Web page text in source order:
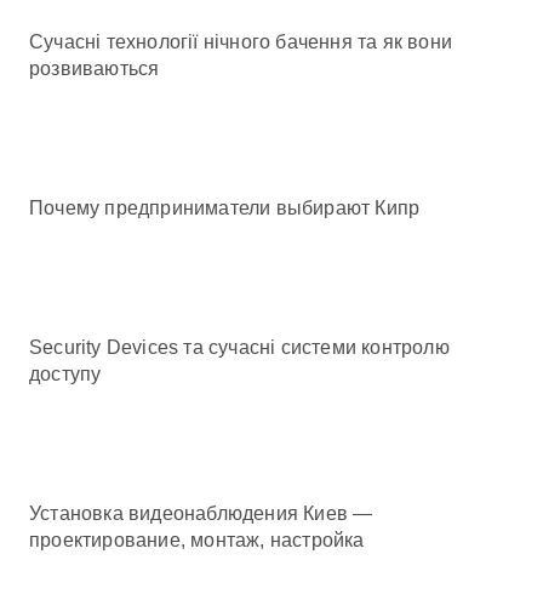
Сучасні технології нічного бачення та як вони
розвиваються
Почему предприниматели выбирают Кипр
Security Devices та сучасні системи контролю
доступу
Установка видеонаблюдения Киев —
проектирование, монтаж, настройка